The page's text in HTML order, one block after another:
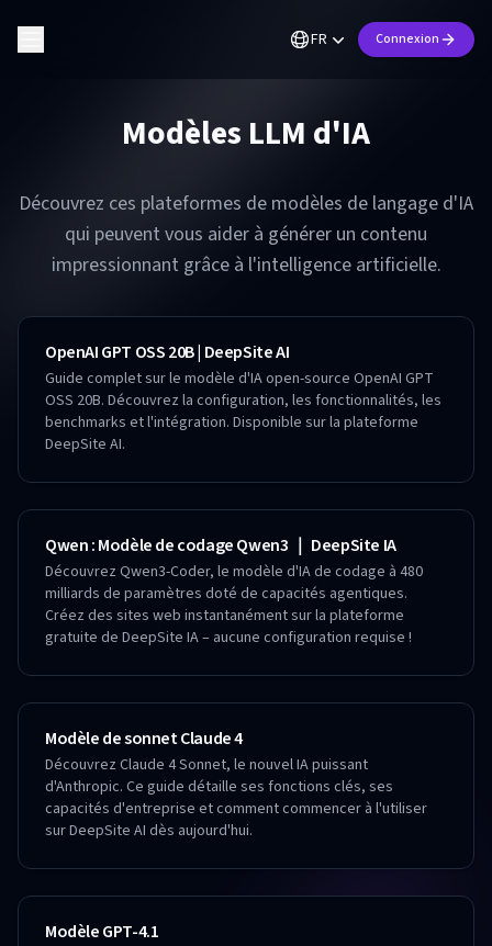
FR Connexion
Modèles LLM d'IA
Découvrez ces plateformes de modèles de langage d'IA
qui peuvent vous aider à générer un contenu
impressionnant grâce à l'intelligence artificielle.
OpenAI GPT OSS 20B | DeepSite AI
Guide complet sur le modèle d'IA open-source OpenAI GPT
OSS 20B. Découvrez la configuration, les fonctionnalités, les
benchmarks et l'intégration. Disponible sur la plateforme
DeepSite AI.
Qwen : Modèle de codage Qwen3 ｜ DeepSite IA
Découvrez Qwen3-Coder, le modèle d'IA de codage à 480
milliards de paramètres doté de capacités agentiques.
Créez des sites web instantanément sur la plateforme
gratuite de DeepSite IA – aucune configuration requise !
Modèle de sonnet Claude 4
Découvrez Claude 4 Sonnet, le nouvel IA puissant
d'Anthropic. Ce guide détaille ses fonctions clés, ses
capacités d'entreprise et comment commencer à l'utiliser
sur DeepSite AI dès aujourd'hui.
Modèle GPT-4.1